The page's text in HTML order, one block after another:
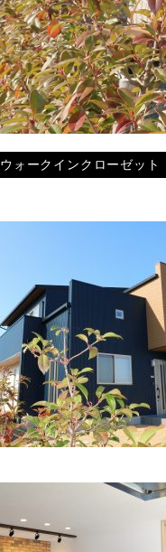
ウォークインクローゼット